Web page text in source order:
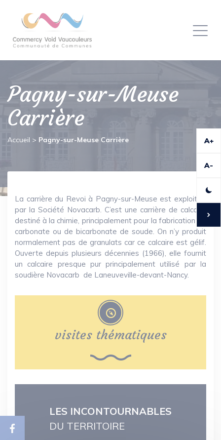
Pagny-sur-Meuse
Carrière
Accueil > Pagny-sur-Meuse Carrière
La carrière du Revoi à Pagny-sur-Meuse est exploitée
par la Société Novacarb. C’est une carrière de calcaire
destiné à la chimie, principalement pour la fabrication de
carbonate ou de bicarbonate de soude. On n’y produit
normalement pas de granulats car ce calcaire est gélif.
Ouverte depuis plusieurs décennies (1966), elle fournit
un calcaire presque pur principalement utilisé par la
soudière Novacarb de Laneuveville-devant-Nancy.
visites thématiques
LES INCONTOURNABLES
DU TERRITOIRE
A+
A-